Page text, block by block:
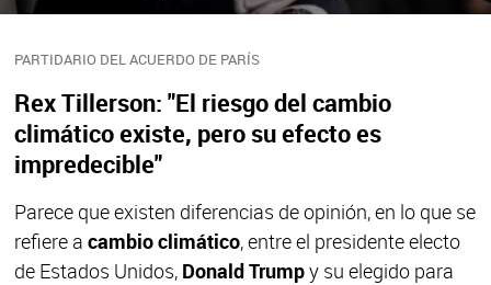
PARTIDARIO DEL ACUERDO DE PARÍS
Rex Tillerson: "El riesgo del cambio
climático existe, pero su efecto es
impredecible"
Parece que existen diferencias de opinión, en lo que se
refiere a cambio climático, entre el presidente electo
de Estados Unidos,Donald Trumpy su elegido para